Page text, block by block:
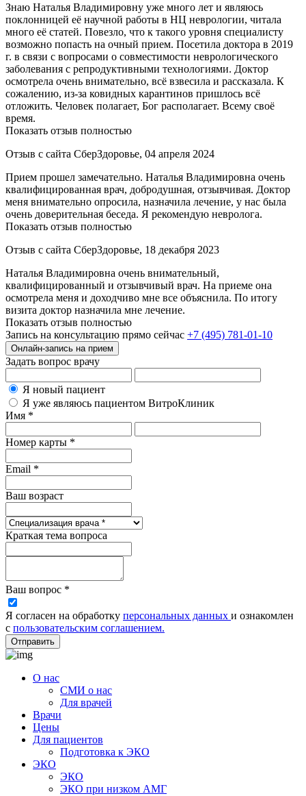
Знаю Наталья Владимировну уже много лет и являюсь
поклонницей её научной работы в НЦ неврологии, читала
много её статей. Повезло, что к такого уровня специалисту
возможно попасть на очный прием. Посетила доктора в 2019
г. в связи с вопросами о совместимости неврологического
заболевания с репродуктивными технологиями. Доктор
осмотрела очень внимательно, всё взвесила и рассказала. К
сожалению, из-за ковидных карантинов пришлось всё
отложить. Человек полагает, Бог располагает. Всему своё
время.
Показать отзыв полностью
Отзыв с сайта СберЗдоровье, 04 апреля 2024
Прием прошел замечательно. Наталья Владимировна очень
квалифицированная врач, добродушная, отзывчивая. Доктор
меня внимательно опросила, назначила лечение, у нас была
очень доверительная беседа. Я рекомендую невролога.
Показать отзыв полностью
Отзыв с сайта СберЗдоровье, 18 декабря 2023
Наталья Владимировна очень внимательный,
квалифицированный и отзывчивый врач. На приеме она
осмотрела меня и доходчиво мне все объяснила. По итогу
визита доктор назначила мне лечение.
Показать отзыв полностью
Запись на консультацию прямо сейчас +7 (495) 781-01-10
Онлайн-запись на прием
Задать вопрос врачу
Я новый пациент
Я уже являюсь пациентом ВитроКлиник
Имя *
Номер карты *
Email *
Ваш возраст
Краткая тема вопроса
Ваш вопрос *
Я согласен на обработку персональных данных и ознакомлен
с пользовательским соглашением.
Отправить
О нас
СМИ о нас
Для врачей
Врачи
Цены
Для пациентов
Подготовка к ЭКО
ЭКО
ЭКО
ЭКО при низком АМГ